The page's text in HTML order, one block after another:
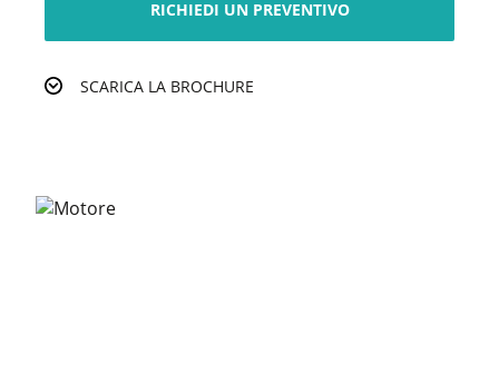
RICHIEDI UN PREVENTIVO
SCARICA LA BROCHURE